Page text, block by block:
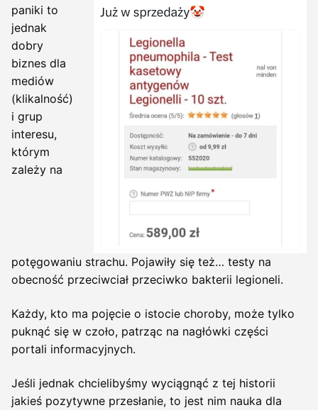
paniki to
jednak
dobry
biznes dla
mediów
(klikalność)
i grup
interesu,
którym
zależy na
potęgowaniu strachu. Pojawiły się też… testy na
obecność przeciwciał przeciwko bakterii legioneli.
Każdy, kto ma pojęcie o istocie choroby, może tylko
puknąć się w czoło, patrząc na nagłówki części
portali informacyjnych.
Jeśli jednak chcielibyśmy wyciągnąć z tej historii
jakieś pozytywne przesłanie, to jest nim nauka dla